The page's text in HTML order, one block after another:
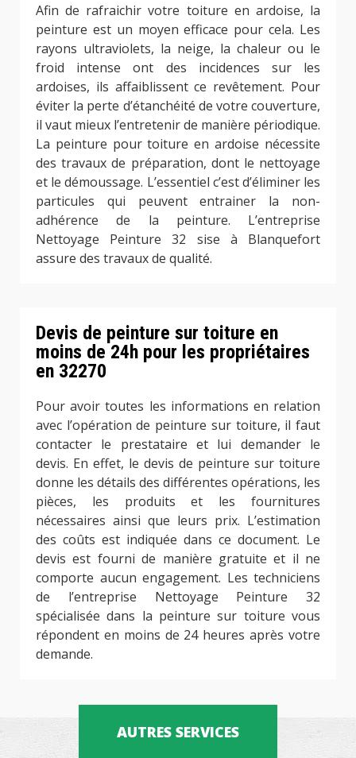
Afin de rafraichir votre toiture en ardoise, la
peinture est un moyen efficace pour cela. Les
rayons ultraviolets, la neige, la chaleur ou le
froid intense ont des incidences sur les
ardoises, ils affaiblissent ce revêtement. Pour
éviter la perte d’étanchéité de votre couverture,
il vaut mieux l’entretenir de manière périodique.
La peinture pour toiture en ardoise nécessite
des travaux de préparation, dont le nettoyage
et le démoussage. L’essentiel c’est d’éliminer les
particules qui peuvent entrainer la non-
adhérence de la peinture. L’entreprise
Nettoyage Peinture 32 sise à Blanquefort
assure des travaux de qualité.
Devis de peinture sur toiture en
moins de 24h pour les propriétaires
en 32270
Pour avoir toutes les informations en relation
avec l’opération de peinture sur toiture, il faut
contacter le prestataire et lui demander le
devis. En effet, le devis de peinture sur toiture
donne les détails des différentes opérations, les
pièces, les produits et les fournitures
nécessaires ainsi que leurs prix. L’estimation
des coûts est indiquée dans ce document. Le
devis est fourni de manière gratuite et il ne
comporte aucun engagement. Les techniciens
de l’entreprise Nettoyage Peinture 32
spécialisée dans la peinture sur toiture vous
répondent en moins de 24 heures après votre
demande.
AUTRES SERVICES